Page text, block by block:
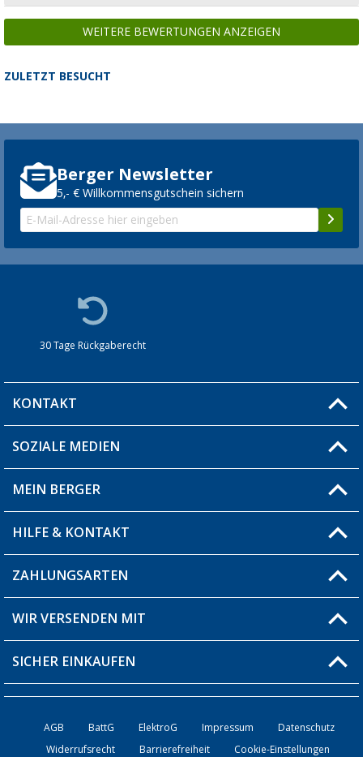
WEITERE BEWERTUNGEN ANZEIGEN
ZULETZT BESUCHT
Berger Newsletter
5,- € Willkommensgutschein sichern
30 Tage Rückgaberecht
KONTAKT
Du hast eine Frage?
Filiale finden
SOZIALE MEDIEN
MEIN BERGER
Blog
Produkttester
Über uns
HILFE & KONTAKT
Fragen & Antworten / FAQ
Versandinformationen
Bestellstatus
Kontakt
ZAHLUNGSARTEN
WIR VERSENDEN MIT
SICHER EINKAUFEN
AGB BattG ElektroG Impressum
Datenschutz
Widerrufsrecht
Barrierefreiheit Cookie-Einstellungen